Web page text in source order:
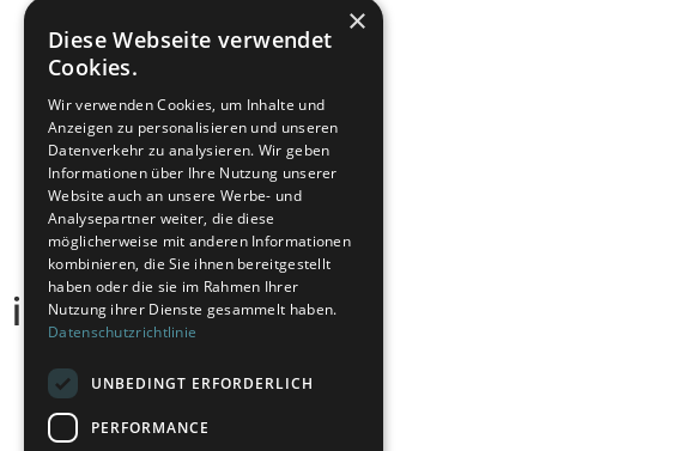
incolere
×
Diese Webseite verwendet
Cookies.
Wir verwenden Cookies, um Inhalte und
Anzeigen zu personalisieren und unseren
Datenverkehr zu analysieren. Wir geben
Informationen über Ihre Nutzung unserer
Website auch an unsere Werbe- und
Analysepartner weiter, die diese
möglicherweise mit anderen Informationen
kombinieren, die Sie ihnen bereitgestellt
haben oder die sie im Rahmen Ihrer
Nutzung ihrer Dienste gesammelt haben.
Datenschutzrichtlinie
UNBEDINGT ERFORDERLICH
PERFORMANCE